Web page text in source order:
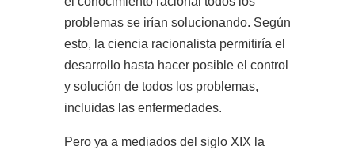
problemas se irían solucionando. Según
esto, la ciencia racionalista permitiría el
desarrollo hasta hacer posible el control
y solución de todos los problemas,
incluidas las enfermedades.
Pero ya a mediados del siglo XIX la